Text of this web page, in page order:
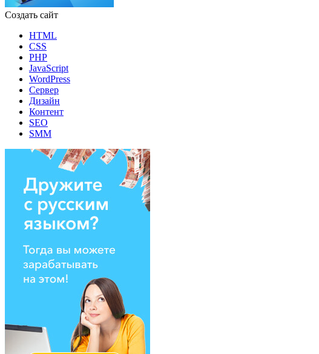
Создать сайт
HTML
CSS
PHP
JavaScript
WordPress
Сервер
Дизайн
Контент
SEO
SMM